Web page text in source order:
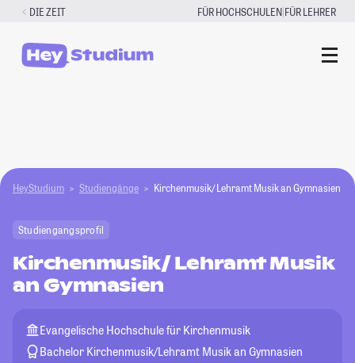
Zum
springen
DIE ZEIT FÜR HOCHSCHULEN|FÜR LEHRER
HeyStudium Studiengänge Kirchenmusik/ Lehramt Musik an Gymnasien
Studiengangsprofil
Kirchenmusik/ Lehramt Musik
an Gymnasien
Evangelische Hochschule für Kirchenmusik
Bachelor Kirchenmusik/Lehramt Musik an Gymnasien